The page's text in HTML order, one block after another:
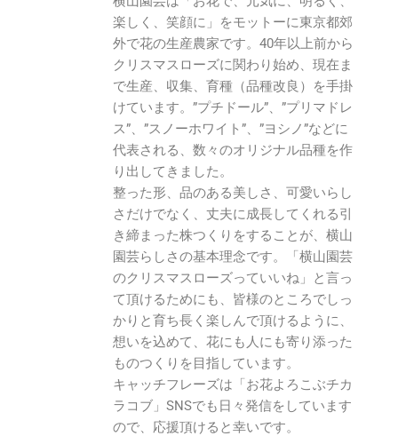
楽しく、笑顔に」をモットーに東京都郊
外で花の生産農家です。40年以上前から
クリスマスローズに関わり始め、現在ま
で生産、収集、育種（品種改良）を手掛
けています。”プチドール”、”プリマドレ
ス”、”スノーホワイト”、”ヨシノ”などに
代表される、数々のオリジナル品種を作
り出してきました。
整った形、品のある美しさ、可愛いらし
さだけでなく、丈夫に成長してくれる引
き締まった株つくりをすることが、横山
園芸らしさの基本理念です。「横山園芸
のクリスマスローズっていいね」と言っ
て頂けるためにも、皆様のところでしっ
かりと育ち長く楽しんで頂けるように、
想いを込めて、花にも人にも寄り添った
ものつくりを目指しています。
キャッチフレーズは「お花よろこぶチカ
ラコブ」SNSでも日々発信をしています
ので、応援頂けると幸いです。